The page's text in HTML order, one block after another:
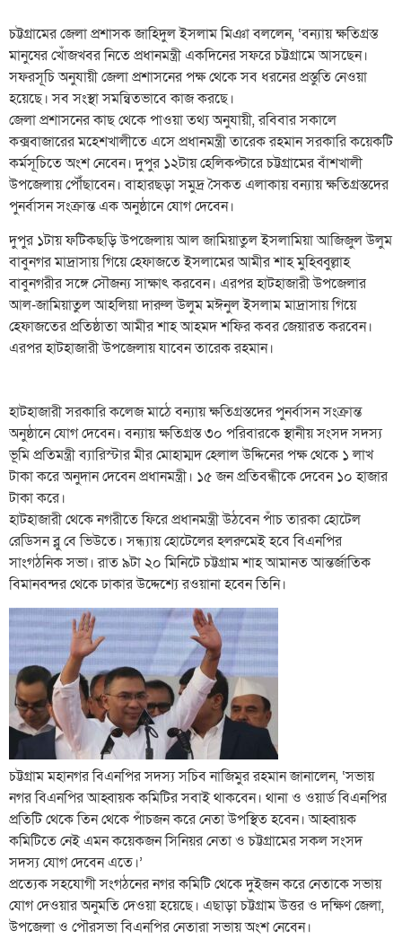
চট্টগ্রামের জেলা প্রশাসক জাহিদুল ইসলাম মিঞা বললেন, ‘বন্যায় ক্ষতিগ্রস্ত
মানুষের খোঁজখবর নিতে প্রধানমন্ত্রী একদিনের সফরে চট্টগ্রামে আসছেন।
সফরসূচি অনুযায়ী জেলা প্রশাসনের পক্ষ থেকে সব ধরনের প্রস্তুতি নেওয়া
হয়েছে। সব সংস্থা সমন্বিতভাবে কাজ করছে।
জেলা প্রশাসনের কাছ থেকে পাওয়া তথ্য অনুযায়ী, রবিবার সকালে
কক্সবাজারের মহেশখালীতে এসে প্রধানমন্ত্রী তারেক রহমান সরকারি কয়েকটি
কর্মসূচিতে অংশ নেবেন। দুপুর ১২টায় হেলিকপ্টারে চট্টগ্রামের বাঁশখালী
উপজেলায় পৌঁছাবেন। বাহারছড়া সমুদ্র সৈকত এলাকায় বন্যায় ক্ষতিগ্রস্তদের
পুনর্বাসন সংক্রান্ত এক অনুষ্ঠানে যোগ দেবেন।
দুপুর ১টায় ফটিকছড়ি উপজেলায় আল জামিয়াতুল ইসলামিয়া আজিজুল উলুম
বাবুনগর মাদ্রাসায় গিয়ে হেফাজতে ইসলামের আমীর শাহ মুহিব্বুল্লাহ
বাবুনগরীর সঙ্গে সৌজন্য সাক্ষাৎ করবেন। এরপর হাটহাজারী উপজেলার
আল-জামিয়াতুল আহলিয়া দারুল উলুম মঈনুল ইসলাম মাদ্রাসায় গিয়ে
হেফাজতের প্রতিষ্ঠাতা আমীর শাহ আহমদ শফির কবর জেয়ারত করবেন।
এরপর হাটহাজারী উপজেলায় যাবেন তারেক রহমান।
হাটহাজারী সরকারি কলেজ মাঠে বন্যায় ক্ষতিগ্রস্তদের পুনর্বাসন সংক্রান্ত
অনুষ্ঠানে যোগ দেবেন। বন্যায় ক্ষতিগ্রস্ত ৩০ পরিবারকে স্থানীয় সংসদ সদস্য
ভূমি প্রতিমন্ত্রী ব্যারিস্টার মীর মোহাম্মদ হেলাল উদ্দিনের পক্ষ থেকে ১ লাখ
টাকা করে অনুদান দেবেন প্রধানমন্ত্রী। ১৫ জন প্রতিবন্ধীকে দেবেন ১০ হাজার
টাকা করে।
হাটহাজারী থেকে নগরীতে ফিরে প্রধানমন্ত্রী উঠবেন পাঁচ তারকা হোটেল
রেডিসন ব্লু বে ভিউতে। সন্ধ্যায় হোটেলের হলরুমেই হবে বিএনপির
সাংগঠনিক সভা। রাত ৯টা ২০ মিনিটে চট্টগ্রাম শাহ আমানত আন্তর্জাতিক
বিমানবন্দর থেকে ঢাকার উদ্দেশ্যে রওয়ানা হবেন তিনি।
চট্টগ্রাম মহানগর বিএনপির সদস্য সচিব নাজিমুর রহমান জানালেন, ‘সভায়
নগর বিএনপির আহ্বায়ক কমিটির সবাই থাকবেন। থানা ও ওয়ার্ড বিএনপির
প্রতিটি থেকে তিন থেকে পাঁচজন করে নেতা উপস্থিত হবেন। আহ্বায়ক
কমিটিতে নেই এমন কয়েকজন সিনিয়র নেতা ও চট্টগ্রামের সকল সংসদ
সদস্য যোগ দেবেন এতে।’
প্রত্যেক সহযোগী সংগঠনের নগর কমিটি থেকে দুইজন করে নেতাকে সভায়
যোগ দেওয়ার অনুমতি দেওয়া হয়েছে। এছাড়া চট্টগ্রাম উত্তর ও দক্ষিণ জেলা,
উপজেলা ও পৌরসভা বিএনপির নেতারা সভায় অংশ নেবেন।